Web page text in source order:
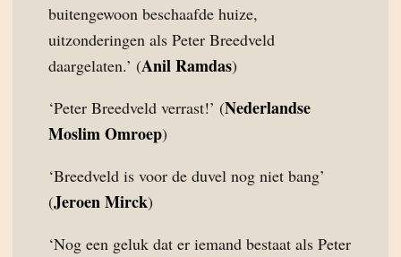
buitengewoon beschaafde huize,
uitzonderingen als Peter Breedveld
daargelaten.’ (Anil Ramdas)
‘Peter Breedveld verrast!’ (Nederlandse
Moslim Omroep)
‘Breedveld is voor de duvel nog niet bang’
(Jeroen Mirck)
‘Nog een geluk dat er iemand bestaat als Peter